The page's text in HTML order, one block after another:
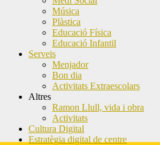
Música
Plàstica
Educació Física
Educació Infantil
Serveis
Menjador
Bon dia
Activitats Extraescolars
Altres
Ramon Llull, vida i obra
Activitats
Cultura Digital
Estratègia digital de centre